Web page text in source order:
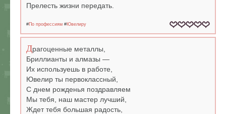
Прелесть жизни передать.
#По профессиям #Ювелиру
Драгоценные металлы,
Бриллианты и алмазы —
Их используешь в работе,
Ювелир ты первоклассный,
С днем рожденья поздравляем
Мы тебя, наш мастер лучший,
Ждет тебя большая радость,